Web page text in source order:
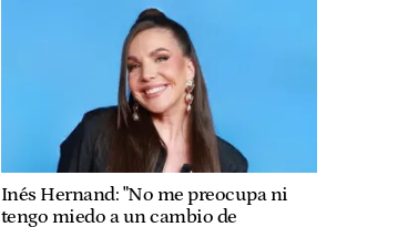
Inés Hernand: "No me preocupa ni
tengo miedo a un cambio de